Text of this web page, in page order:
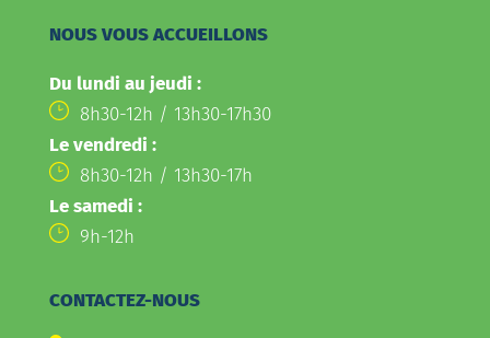
NOUS VOUS ACCUEILLONS
Du lundi au jeudi :
8h30-12h / 13h30-17h30
Le vendredi :
8h30-12h / 13h30-17h
Le samedi :
9h-12h
CONTACTEZ-NOUS